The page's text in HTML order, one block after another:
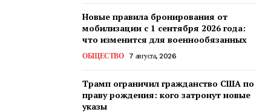
Новые правила бронирования от
мобилизации с 1 сентября 2026 года:
что изменится для военнообязанных
ОБЩЕСТВО 7 августа, 2026
Трамп ограничил гражданство США по
праву рождения: кого затронут новые
указы